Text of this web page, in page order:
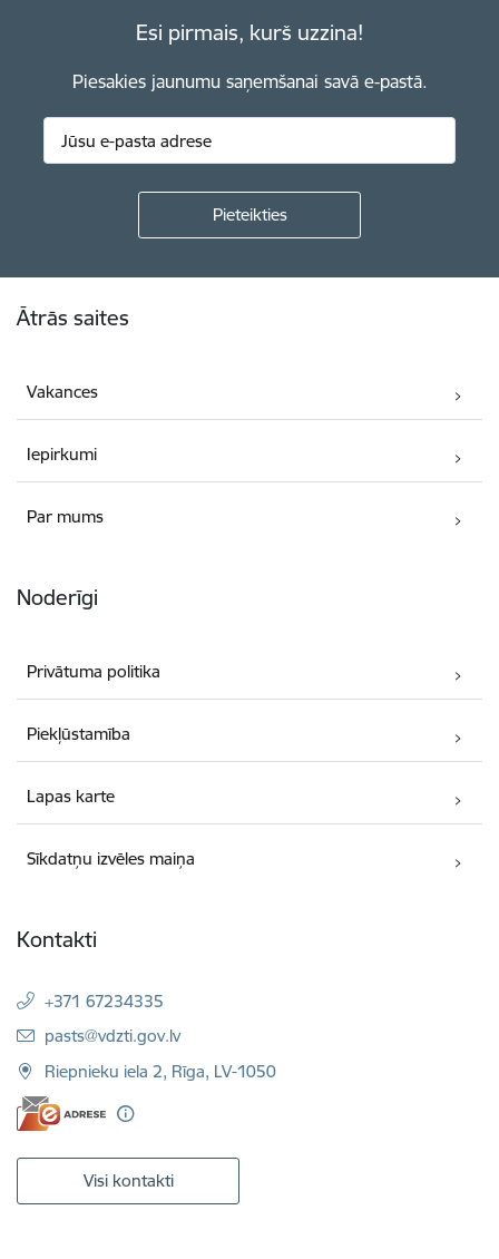
Esi pirmais, kurš uzzina!
Piesakies jaunumu saņemšanai savā e-pastā.
Ātrās saites
Vakances
Iepirkumi
Par mums
Noderīgi
Privātuma politika
Piekļūstamība
Lapas karte
Sīkdatņu izvēles maiņa
Kontakti
+371 67234335
E-pasts:
pasts@vdzti.gov.lv
Riepnieku iela 2, Rīga, LV-1050
Visi kontakti